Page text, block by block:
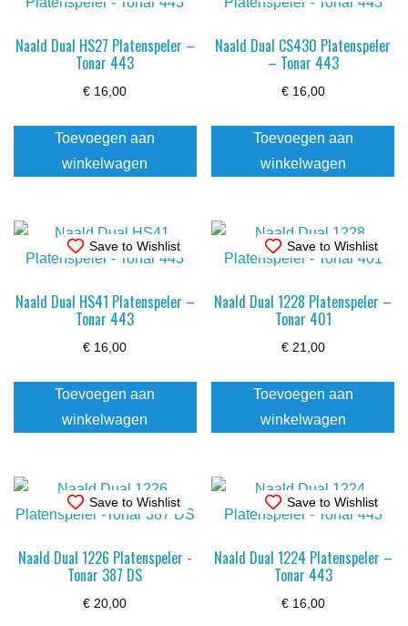
Naald Dual HS27 Platenspeler –
Tonar 443
€ 16,00
Toevoegen aan
winkelwagen
Naald Dual CS430 Platenspeler
– Tonar 443
€16,00
Toevoegen aan
winkelwagen
Save to Wishlist
Naald Dual HS41 Platenspeler –
Tonar 443
€ 16,00
Toevoegen aan
winkelwagen
Save to Wishlist
Naald Dual 1228 Platenspeler –
Tonar 401
€21,00
Toevoegen aan
winkelwagen
Save to Wishlist
Naald Dual 1226 Platenspeler -
Tonar 387 DS
€ 20,00
Save to Wishlist
Naald Dual 1224 Platenspeler –
Tonar 443
€16,00